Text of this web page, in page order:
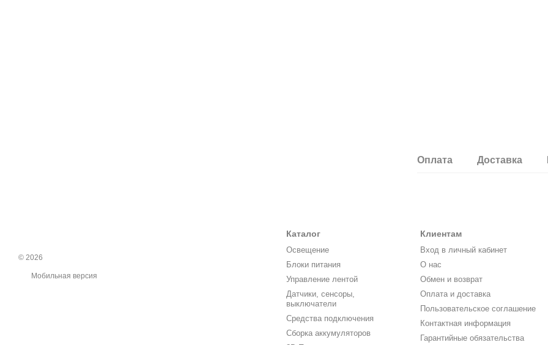
Оплата Доставка
© 2026
Мобильная версия
Каталог
Освещение
Блоки питания
Управление лентой
Датчики, сенсоры,
выключатели
Средства подключения
Сборка аккумуляторов
Клиентам
Вход в личный кабинет
О нас
Обмен и возврат
Оплата и доставка
Пользовательское соглашение
Контактная информация
Гарантийные обязательства